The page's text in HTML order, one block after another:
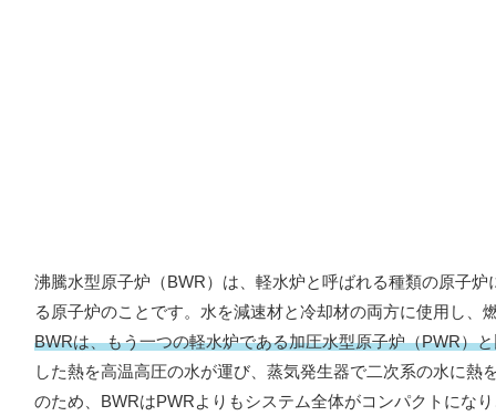
沸騰水型原子炉（BWR）は、軽水炉と呼ばれる種類の原子
る原子炉のことです。水を減速材と冷却材の両方に使用し、
BWRは、もう一つの軽水炉である加圧水型原子炉（PWR）
した熱を高温高圧の水が運び、蒸気発生器で二次系の水に
のため、BWRはPWRよりもシステム全体がコンパクトにな